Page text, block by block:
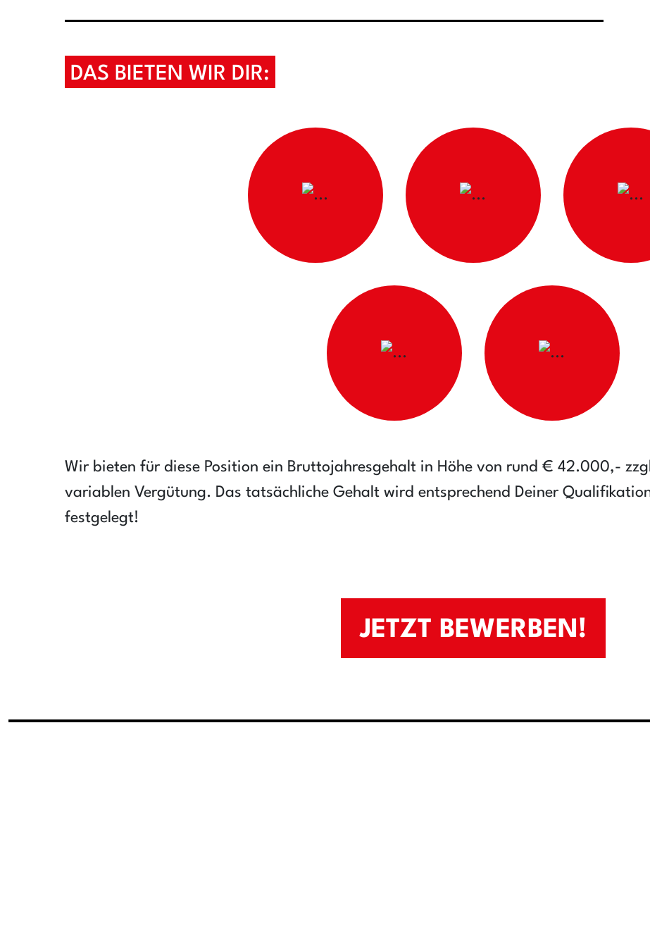
DAS BIETEN WIR DIR:
Wir bieten für diese Position ein Bruttojahresgehalt in Höhe von rund € 42.000,-
variablen Vergütung. Das tatsächliche Gehalt wird entsprechend Deiner
festgelegt!
JETZT BEWERBEN!